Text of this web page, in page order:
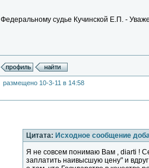
Федеральному судье Кучинской Е.П. -
размещено 10-3-11 в 14:58
Цитата: Исходное сообщение
Я не совсем понимаю Вам , diarti !
заплатить наивысшую цену" и